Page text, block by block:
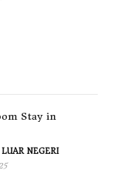
Stay in
LUAR NEGERI